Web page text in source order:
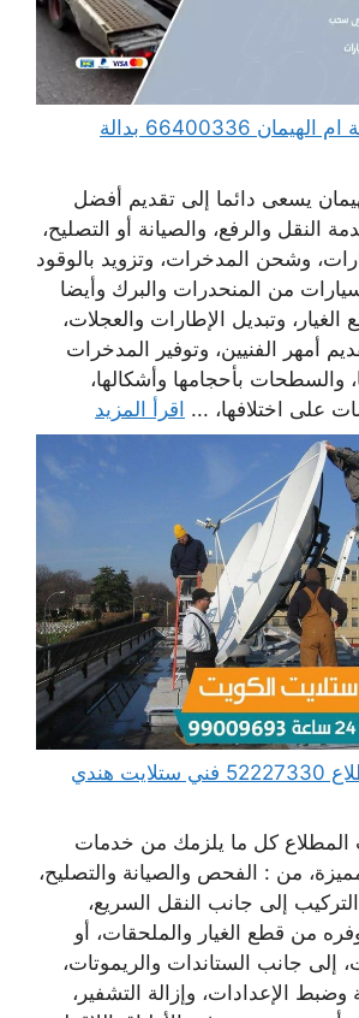
ونش كرين سطحة ام الهيمان 66400336 بدالة
يسعى دائما إلى تقديم أفضل
النقل والرفع، والصيانة أو التصليح،
وشحن المدخرات، وتزويد بالوقود
من المنحدرات والبرك وأيضا
الغيار، وتبديل الإطارات والعجلات،
أمهر الفنيين، وتوفير المدخرات
والسطحات بأحجامها وأشكالها،
على اختلافها، ... اقرأ المزيد
فني ستلايت المطلاع 52227330 فني ستلايت هندي
المطلاع كل ما يلزمك من خدمات
من : الفحص والصيانة والتصليح،
إلى جانب النقل السريع،
من قطع الغيار والملحقات، أو
إلى جانب الستاندات والريموتات،
الإعدادات، وإزالة التشفير،